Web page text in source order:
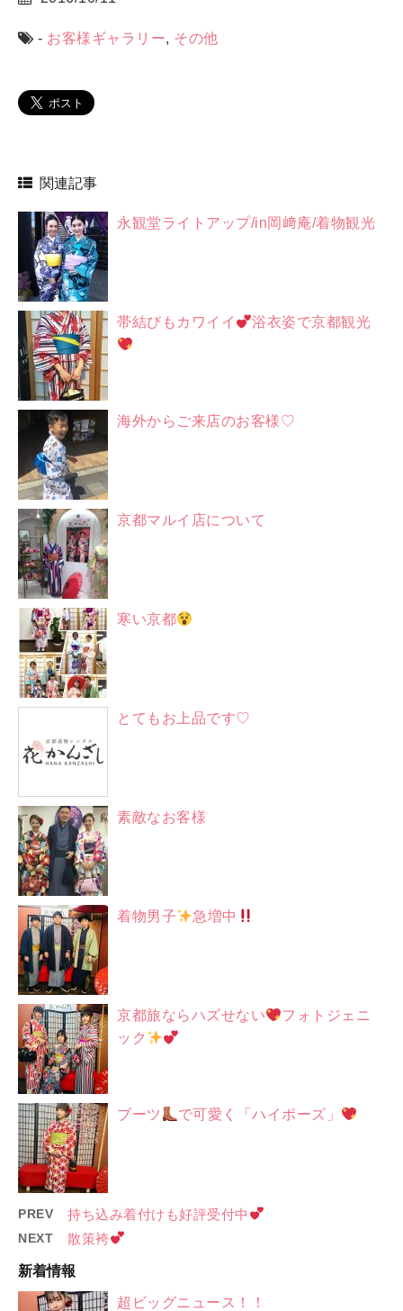
- お客様ギャラリー, その他
関連記事
永観堂ライトアップ/in岡﨑庵/着物観光
帯結びもカワイイ 浴衣姿で京都観光
海外からご来店のお客様♡
京都マルイ店について
寒い京都
とてもお上品です♡
素敵なお客様
着物男子 急増中
京都旅ならハズせない
フォトジェニ
ック
ブーツ で可愛く「ハイポーズ」
PREV 持ち込み着付けも好評受付中
NEXT 散策袴
新着情報
超ビッグニュース！！